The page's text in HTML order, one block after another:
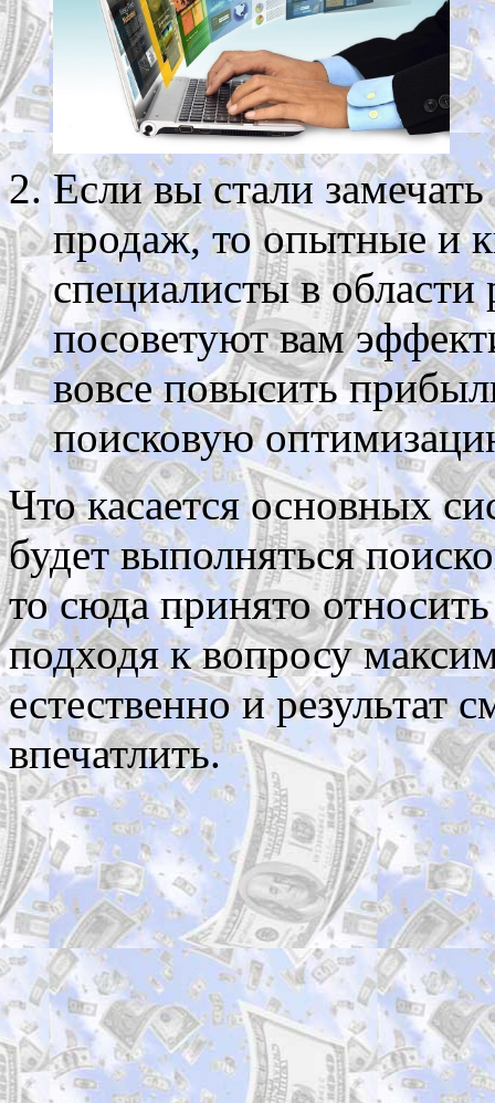
Если вы стали
продаж, то опытные и
специалисты в
посоветуют вам
вовсе повысить
поисковую
Что касается основных
будет выполняться
то сюда принято
подходя к вопросу
естественно и результат
впечатлить.